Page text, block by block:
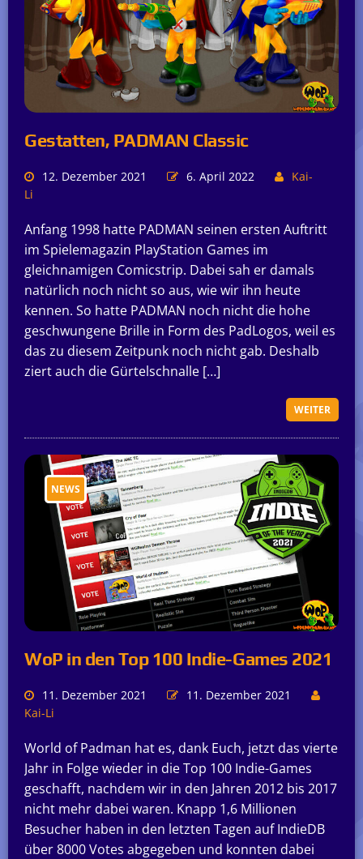
Gestatten, PADMAN Classic
12. Dezember 2021 6. April 2022
Kai-
Li
Anfang 1998 hatte PADMAN seinen ersten Auftritt
im Spielemagazin PlayStation Games im
gleichnamigen Comicstrip. Dabei sah er damals
natürlich noch nicht so aus, wie wir ihn heute
kennen. So hatte PADMAN noch nicht die hohe
geschwungene Brille in Form des PadLogos, weil es
das zu diesem Zeitpunk noch nicht gab. Deshalb
ziert auch die Gürtelschnalle […]
WEITER
NEWS
WoP in den Top 100 Indie-Games 2021
11. Dezember 2021
11. Dezember 2021
Kai-Li
World of Padman hat es, dank Euch, jetzt das vierte
Jahr in Folge wieder in die Top 100 Indie-Games
geschafft, nachdem wir in den Jahren 2012 bis 2017
nicht mehr dabei waren. Knapp 1,6 Millionen
Besucher haben in den letzten Tagen auf IndieDB
über 8000 Votes abgegeben und konnten dabei